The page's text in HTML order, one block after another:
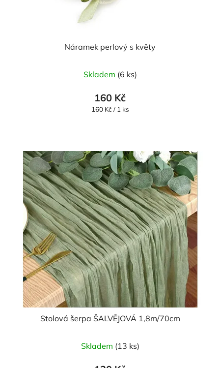
Náramek perlový s květy
Skladem (6 ks)
160 Kč
Měrná
160 Kč / 1 ks
Stolová šerpa ŠALVĚJOVÁ 1,8m/70cm
Skladem (13 ks)